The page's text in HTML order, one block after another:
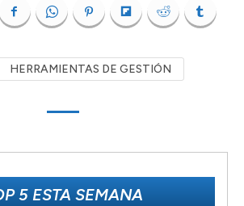
HERRAMIENTAS DE GESTIÓN
5 ESTA SEMANA